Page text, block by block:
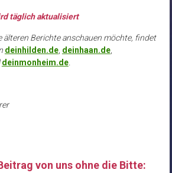
täglich aktualisiert
älteren Berichte anschauen möchte, findet
deinhilden.de, deinhaan.de,
deinmonheim.de.
von uns ohne die Bitte: